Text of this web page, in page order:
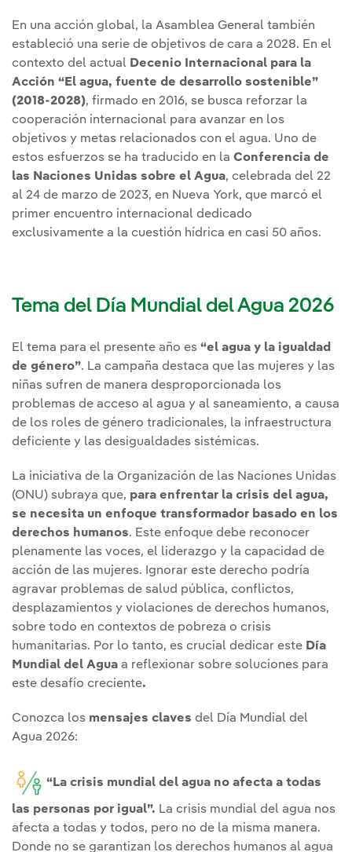
En una acción global, la Asamblea General también
estableció una serie de objetivos de cara a 2028. En el
contexto del actual Decenio Internacional para la
Acción “El agua, fuente de desarrollo sostenible”
(2018-2028), firmado en 2016, se busca reforzar la
cooperación internacional para avanzar en los
objetivos y metas relacionados con el agua. Uno de
estos esfuerzos se ha traducido en la Conferencia de
las Naciones Unidas sobre el Agua, celebrada del 22
al 24 de marzo de 2023, en Nueva York, que marcó el
primer encuentro internacional dedicado
exclusivamente a la cuestión hídrica en casi 50 años.
Tema del Día Mundial del Agua 2026
El tema para el presente año es “el agua y la igualdad
de género”. La campaña destaca que las mujeres y las
niñas sufren de manera desproporcionada los
problemas de acceso al agua y al saneamiento, a causa
de los roles de género tradicionales, la infraestructura
deficiente y las desigualdades sistémicas.
La iniciativa de la Organización de las Naciones Unidas
(ONU) subraya que, para enfrentar la crisis del agua,
se necesita un enfoque transformador basado en los
derechos humanos. Este enfoque debe reconocer
plenamente las voces, el liderazgo y la capacidad de
acción de las mujeres. Ignorar este derecho podría
agravar problemas de salud pública, conflictos,
desplazamientos y violaciones de derechos humanos,
sobre todo en contextos de pobreza o crisis
humanitarias. Por lo tanto, es crucial dedicar este Día
Mundial del Agua a reflexionar sobre soluciones para
este desafío creciente.
Conozca los mensajes claves del Día Mundial del
Agua 2026:
“La crisis mundial del agua no afecta a todas
las personas por igual”. La crisis mundial del agua nos
afecta a todas y todos, pero no de la misma manera.
Donde no se garantizan los derechos humanos al agua